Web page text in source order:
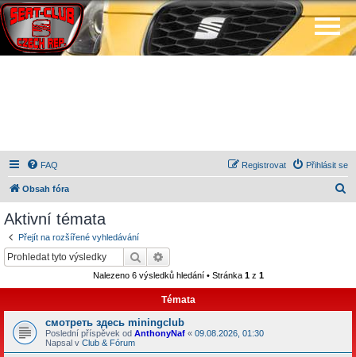
FAQ Přihlásit se
Registrovat
Obsah fóra
Aktivní témata
Přejít na rozšířené vyhledávání
Hledat
Nalezeno 6 výsledků hledání • Stránka 1z 1
Témata
смотреть здесь miningclub
Poslední příspěvek od AnthonyNaf « 09.08.2026, 01:30
Napsal v Club & Fórum